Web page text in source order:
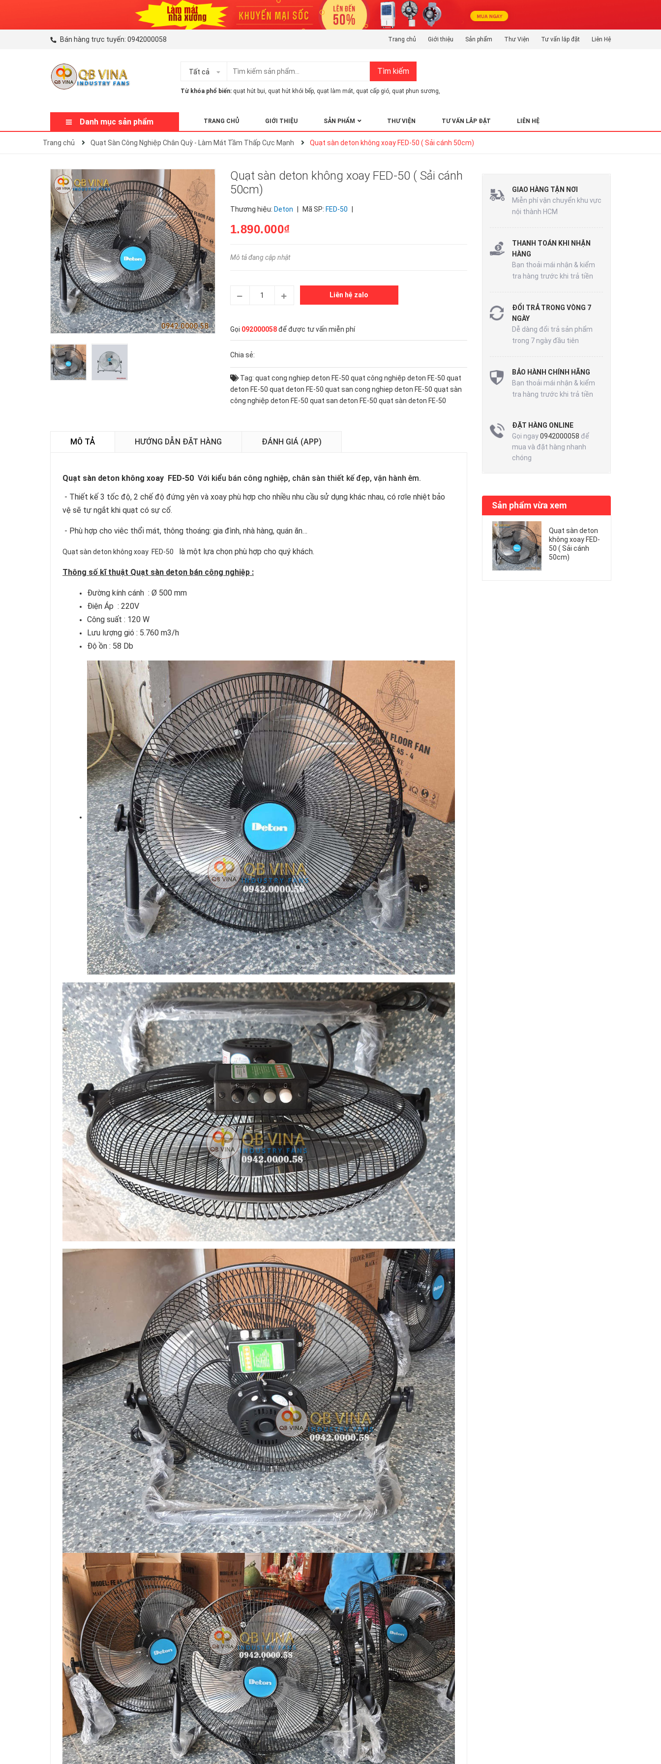
Bán hàng trực tuyến: 0942000058 Trang chủ Giới thiệu Sản phẩm Thư Viện Tư vấn lắp đặt Liên Hệ
Tất cả Tìm kiếm
Từ khóa phổ biến: quạt hút bụi quạt hút khói bếp quạt làm mát quạt cấp gió quạt phun sương
Danh mục sản phẩm TRANG CHỦ GIỚI THIỆU SẢN PHẨM THƯ VIỆN TƯ VẤN LẮP ĐẶT LIÊN HỆ
Trang chủ Quạt Sàn Công Nghiệp Chân Quỳ - Làm Mát Tầm Thấp Cực Mạnh Quạt sàn deton không xoay FED-50 ( Sải cánh 50cm)
Quạt sàn deton không xoay FED-50 ( Sải cánh
50cm)
Thương hiệu: Deton Mã SP: FED-50
1.890.000₫
Mô tả đang cập nhật
Liên hệ zalo
Gọi 092000058để được tư vấn miễn phí
Chia sẻ:
Tag: quat cong nghiep deton FE-50 quạt công nghiệp deton FE-50 quat
deton FE-50 quạt deton FE-50 quat san cong nghiep deton FE-50 quạt sàn
công nghiệp deton FE-50 quat san deton FE-50 quạt sàn deton FE-50
MÔ TẢ HƯỚNG DẪN ĐẶT HÀNG ĐÁNH GIÁ (APP)
Quạt sàn deton không xoay FED-50 Với kiểu bán công nghiệp, chân sàn thiết kế đẹp, vận hành êm.
- Thiết kế 3 tốc độ, 2 chế độ đứng yên và xoay phù hợp cho nhiều nhu cầu sử dụng khác nhau, có rơle nhiệt bảo
vệ sẽ tự ngắt khi quạt có sự cố.
- Phù hợp cho viêc thổi mát, thông thoáng: gia đình, nhà hàng, quán ăn…
Quạt sàn deton không xoay FED-50 là một lựa chọn phù hợp cho quý khách.
Thông số kĩ thuật Quạt sàn deton bán công nghiệp :
Đường kính cánh : Ø 500 mm
Điện Áp : 220V
Công suất : 120 W
Lưu lượng gió : 5.760 m3/h
Độ ồn : 58 Db
GIAO HÀNG TẬN NƠI
Miễn phí vận chuyển khu vực
nội thành HCM
THANH TOÁN KHI NHẬN
HÀNG
Bạn thoải mái nhận & kiểm
tra hàng trước khi trả tiền
ĐỔI TRẢ TRONG VÒNG 7
NGÀY
Dễ dàng đổi trả sản phẩm
trong 7 ngày đầu tiên
BẢO HÀNH CHÍNH HÃNG
Bạn thoải mái nhận & kiểm
tra hàng trước khi trả tiền
ĐẶT HÀNG ONLINE
Gọi ngay0942000058 để
mua và đặt hàng nhanh
chóng
Sản phẩm vừa xem
Quạt sàn deton
không xoay FED-
50 ( Sải cánh
50cm)